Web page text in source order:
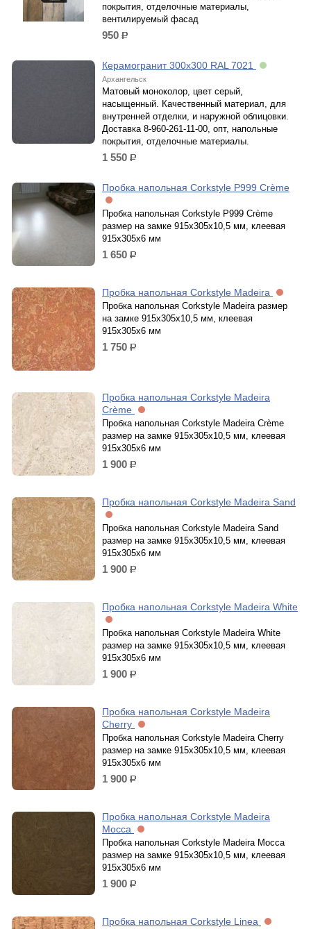
покрытия, отделочные материалы,
вентилируемый фасад
950 р.
Керамогранит 300х300 RAL 7021
Архангельск
Матовый моноколор, цвет серый,
насыщенный. Качественный материал, для
внутренней отделки, и наружной облицовки.
Доставка 8-960-261-11-00, опт, напольные
покрытия, отделочные материалы.
1 550 р.
Пробка напольная Corkstyle P999 Crème
Пробка напольная Corkstyle P999 Crème
размер на замке 915х305х10,5 мм, клеевая
915х305х6 мм
1 650 р.
Пробка напольная Corkstyle Madeira
Пробка напольная Corkstyle Madeira размер
на замке 915х305х10,5 мм, клеевая
915х305х6 мм
1 750 р.
Пробка напольная Corkstyle Madeira
Crème
Пробка напольная Corkstyle Madeira Crème
размер на замке 915х305х10,5 мм, клеевая
915х305х6 мм
1 900 р.
Пробка напольная Corkstyle Madeira Sand
Пробка напольная Corkstyle Madeira Sand
размер на замке 915х305х10,5 мм, клеевая
915х305х6 мм
1 900 р.
Пробка напольная Corkstyle Madeira White
Пробка напольная Corkstyle Madeira White
размер на замке 915х305х10,5 мм, клеевая
915х305х6 мм
1 900 р.
Пробка напольная Corkstyle Madeira
Cherry
Пробка напольная Corkstyle Madeira Cherry
размер на замке 915х305х10,5 мм, клеевая
915х305х6 мм
1 900 р.
Пробка напольная Corkstyle Madeira
Mocca
Пробка напольная Corkstyle Madeira Mocca
размер на замке 915х305х10,5 мм, клеевая
915х305х6 мм
1 900 р.
Пробка напольная Corkstyle Linea